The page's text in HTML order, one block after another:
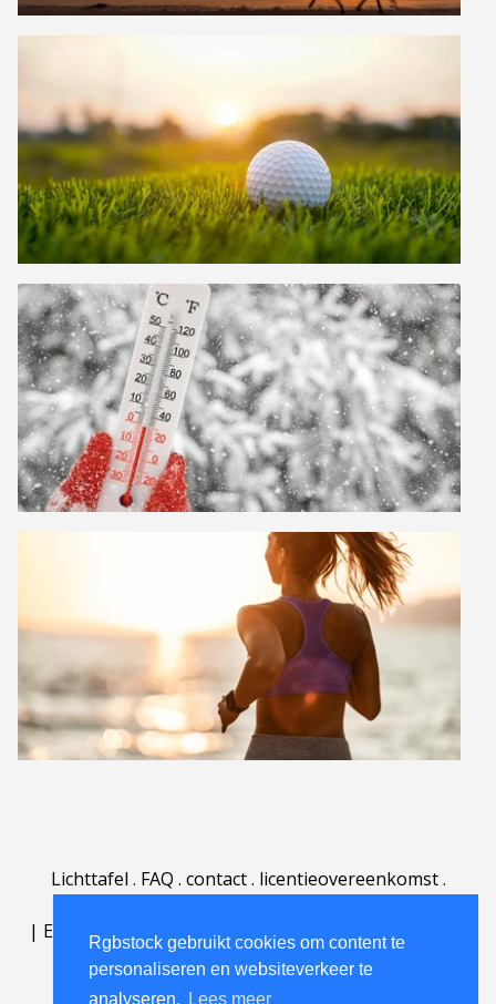
Rgbstock gebruikt cookies om content te
personaliseren en websiteverkeer te
analyseren.
Lees meer
Lichttafel . FAQ . contact. licentieovereenkomst.
| English | Deutsch Español | Português
Nederlands|